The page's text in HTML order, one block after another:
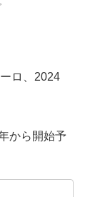
ロ、2024
から開始予